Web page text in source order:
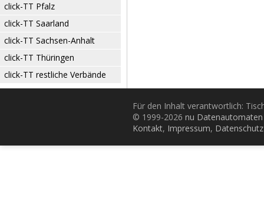
click-TT Pfalz
click-TT Saarland
click-TT Sachsen-Anhalt
click-TT Thüringen
click-TT restliche Verbände
Für den Inhalt verantwortlich:
© 1999-2026 nu
Kontakt, Impressum, Datenschutz